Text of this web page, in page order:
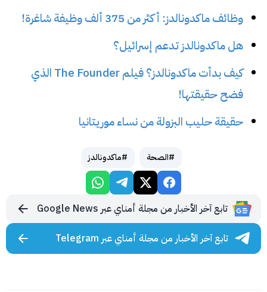
وظائف ماكدونالدز: أكثر من 375 ألف وظيفة شاغرة!
هل ماكدونالدز تدعم إسرائيل؟
كيف بدأت ماكدونالدز؟ فيلم The Founder الذي
فضح حقيقتها!
حقيقة حليب البزولة من نساء موريتانيا
#الصحة #ماكدونالدز
تابع آخر الأخبار من مجلة أمناي عبر Google News
تابع آخر الأخبار من مجلة أمناي عبر Telegram